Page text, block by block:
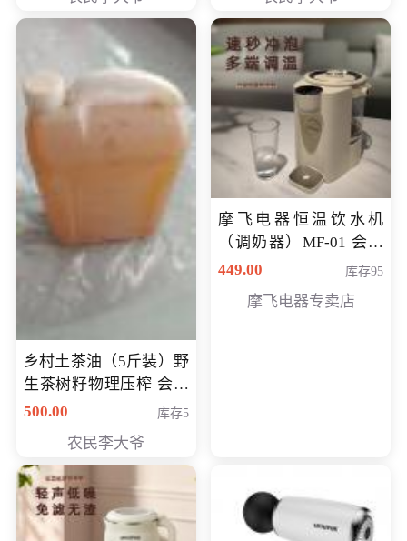
乡村土茶油（5斤装）野
生茶树籽物理压榨 会员
专享价400元
500.00 库存5
农民李大爷
摩飞电器恒温饮水机
（调奶器）MF-01 会员
专享价366元
449.00 库存95
摩飞电器专卖店